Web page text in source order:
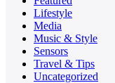
Lifestyle
Media
Music & Style
Sensors
Travel & Tips
Uncategorized